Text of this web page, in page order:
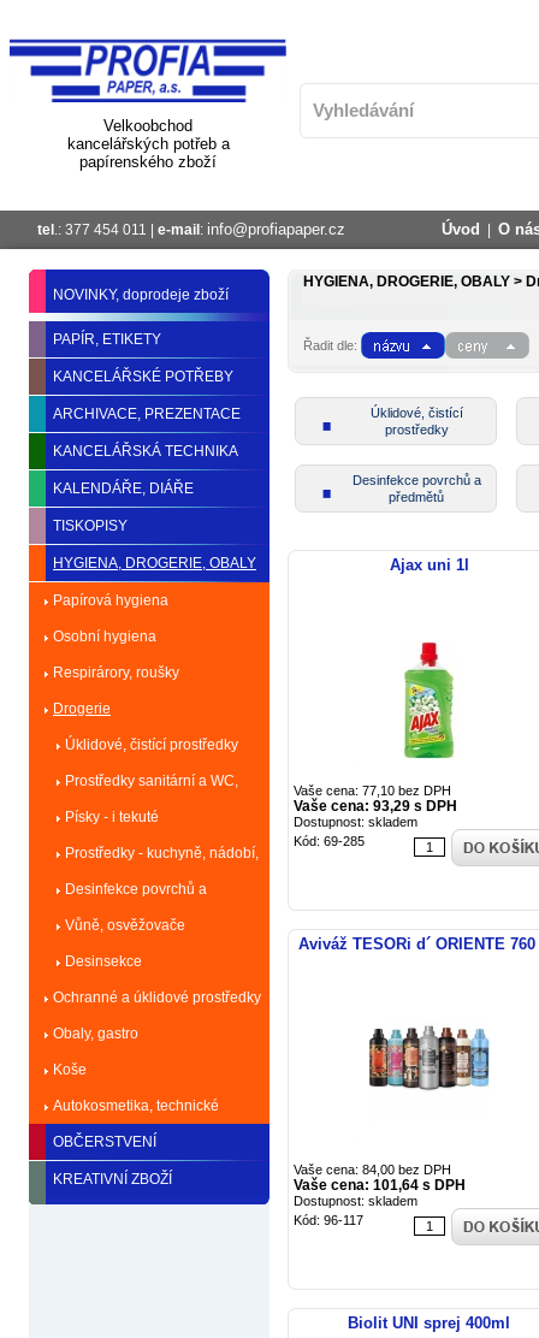
Velkoobchod
kancelářských potřeb a
papírenského zboží
tel .: 377 454 011 | e-mail : info@profiapaper.cz Úvod O
NOVINKY, doprodeje zboží
PAPÍR, ETIKETY
KANCELÁŘSKÉ POTŘEBY
ARCHIVACE, PREZENTACE
KANCELÁŘSKÁ TECHNIKA
KALENDÁŘE, DIÁŘE
TISKOPISY
HYGIENA, DROGERIE, OBALY
Papírová hygiena
Osobní hygiena
Respirárory, roušky
Drogerie
Úklidové, čistící prostředky
Prostředky sanitární a WC,
odpad
Písky - i tekuté
Prostředky - kuchyně, nádobí,
praní
Desinfekce povrchů a
předmětů
Vůně, osvěžovače
Desinsekce
Ochranné a úklidové prostředky
Obaly, gastro
Koše
Autokosmetika, technické
kapaliny
OBČERSTVENÍ
KREATIVNÍ ZBOŽÍ
HYGIENA, DROGERIE, OBALY >
Řadit dle:
Úklidové, čistící
prostředky
Desinfekce povrchů a
předmětů
Ajax uni 1l
Vaše cena: 77,10 bez DPH
Vaše cena: 93,29 s DPH
Dostupnost: skladem
Kód: 69-285
Aviváž TESORi d´ ORIENTE
Vaše cena: 84,00 bez DPH
Vaše cena: 101,64 s DPH
Dostupnost: skladem
Kód: 96-117
Biolit UNI sprej 400ml